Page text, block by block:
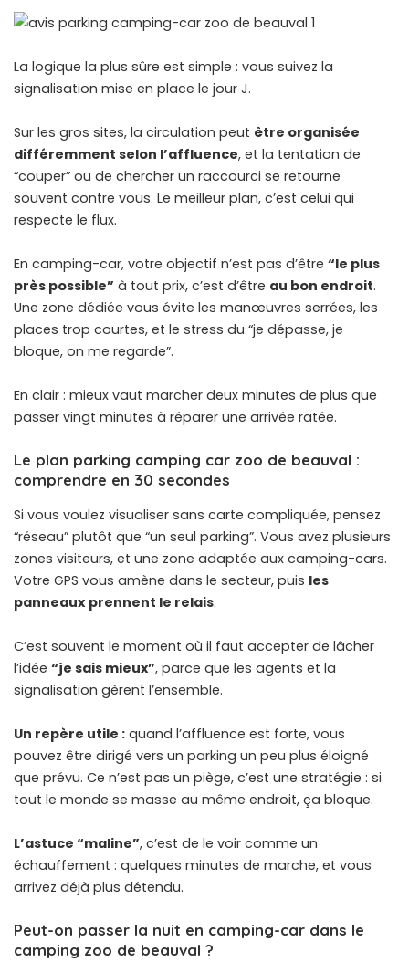
La logique la plus sûre est simple : vous suivez la
signalisation mise en place le jour J.
Sur les gros sites, la circulation peut être organisée
différemment selon l’affluence, et la tentation de
“couper” ou de chercher un raccourci se retourne
souvent contre vous. Le meilleur plan, c’est celui qui
respecte le flux.
En camping-car, votre objectif n’est pas d’être “le plus
près possible” à tout prix, c’est d’être au bon endroit.
Une zone dédiée vous évite les manœuvres serrées, les
places trop courtes, et le stress du “je dépasse, je
bloque, on me regarde”.
En clair : mieux vaut marcher deux minutes de plus que
passer vingt minutes à réparer une arrivée ratée.
Le plan parking camping car zoo de beauval :
comprendre en 30 secondes
Si vous voulez visualiser sans carte compliquée, pensez
“réseau” plutôt que “un seul parking”. Vous avez plusieurs
zones visiteurs, et une zone adaptée aux camping-cars.
Votre GPS vous amène dans le secteur, puis les
panneaux prennent le relais.
C’est souvent le moment où il faut accepter de lâcher
l’idée “je sais mieux”, parce que les agents et la
signalisation gèrent l’ensemble.
Un repère utile : quand l’affluence est forte, vous
pouvez être dirigé vers un parking un peu plus éloigné
que prévu. Ce n’est pas un piège, c’est une stratégie : si
tout le monde se masse au même endroit, ça bloque.
L’astuce “maline”, c’est de le voir comme un
échauffement : quelques minutes de marche, et vous
arrivez déjà plus détendu.
Peut-on passer la nuit en camping-car dans le
camping zoo de beauval ?